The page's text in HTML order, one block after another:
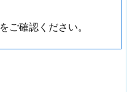
をご確認ください。